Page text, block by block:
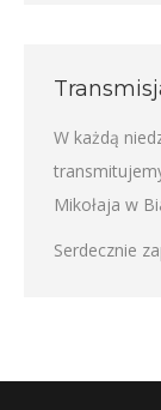
W każdą
Mikołaja w
Serdecznie